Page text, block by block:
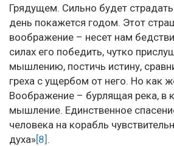
Грядущем. Сильно будет
день покажется годом. Этот
воображение – несет нам
силах его победить, чутко
мышлению, постичь истину,
греха с ущербом от него. Но как
Воображение – бурлящая река, в
мышление. Единственное
человека на корабль
духа»[8] .